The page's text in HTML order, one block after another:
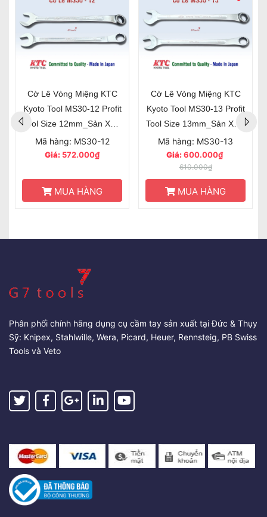
Cờ Lê Vòng Miệng KTC
Kyoto Tool MS30-12 Profit
Tool Size 12mm_Sản Xuất
Tại Nhật Bản
Mã hàng: MS30-12
Giá: 572.000₫
MUA HÀNG
Cờ Lê Vòng Miệng KTC
Kyoto Tool MS30-13 Profit
Tool Size 13mm_Sản Xuất
Tại Nhật Bản
Mã hàng: MS30-13
Giá:600.000₫
610.000₫
MUA HÀNG
Phân phối chính hãng dụng cụ cầm tay sản xuất tại Đức & Thụy
Sỹ: Knipex, Stahlwille, Wera, Picard, Heuer, Rennsteig, PB Swiss
Tools và Veto